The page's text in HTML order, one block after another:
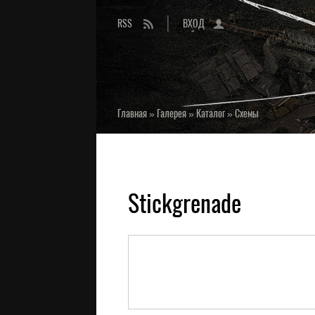
RSS ВХОД
Главная» Галерея»Каталог»Схемы
Stickgrenade